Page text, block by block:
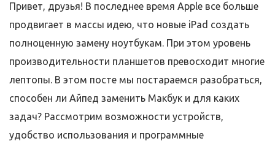
Привет, друзья! В последнее время Apple все больше
продвигает в массы идею, что новые iPad создать
полноценную замену ноутбукам. При этом уровень
производительности планшетов превосходит многие
лептопы. В этом посте мы постараемся разобраться,
способен ли Айпед заменить Макбук и для каких
задач? Рассмотрим возможности устройств,
удобство использования и программные